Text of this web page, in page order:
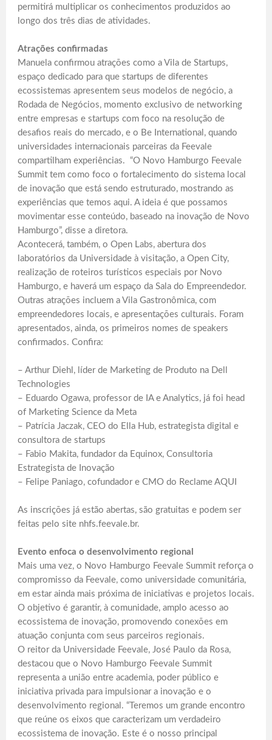
permitirá multiplicar os conhecimentos produzidos ao
longo dos três dias de atividades.
Atrações confirmadas
Manuela confirmou atrações como a Vila de Startups,
espaço dedicado para que startups de diferentes
ecossistemas apresentem seus modelos de negócio, a
Rodada de Negócios, momento exclusivo de networking
entre empresas e startups com foco na resolução de
desafios reais do mercado, e o Be International, quando
universidades internacionais parceiras da Feevale
compartilham experiências. “O Novo Hamburgo Feevale
Summit tem como foco o fortalecimento do sistema local
de inovação que está sendo estruturado, mostrando as
experiências que temos aqui. A ideia é que possamos
movimentar esse conteúdo, baseado na inovação de Novo
Hamburgo”, disse a diretora.
Acontecerá, também, o Open Labs, abertura dos
laboratórios da Universidade à visitação, a Open City,
realização de roteiros turísticos especiais por Novo
Hamburgo, e haverá um espaço da Sala do Empreendedor.
Outras atrações incluem a Vila Gastronômica, com
empreendedores locais, e apresentações culturais. Foram
apresentados, ainda, os primeiros nomes de speakers
confirmados. Confira:
– Arthur Diehl, líder de Marketing de Produto na Dell
Technologies
– Eduardo Ogawa, professor de IA e Analytics, já foi head
of Marketing Science da Meta
– Patrícia Jaczak, CEO do Ella Hub, estrategista digital e
consultora de startups
– Fabio Makita, fundador da Equinox, Consultoria
Estrategista de Inovação
– Felipe Paniago, cofundador e CMO do Reclame AQUI
As inscrições já estão abertas, são gratuitas e podem ser
feitas pelo site nhfs.feevale.br.
Evento enfoca o desenvolvimento regional
Mais uma vez, o Novo Hamburgo Feevale Summit reforça o
compromisso da Feevale, como universidade comunitária,
em estar ainda mais próxima de iniciativas e projetos locais.
O objetivo é garantir, à comunidade, amplo acesso ao
ecossistema de inovação, promovendo conexões em
atuação conjunta com seus parceiros regionais.
O reitor da Universidade Feevale, José Paulo da Rosa,
destacou que o Novo Hamburgo Feevale Summit
representa a união entre academia, poder público e
iniciativa privada para impulsionar a inovação e o
desenvolvimento regional. “Teremos um grande encontro
que reúne os eixos que caracterizam um verdadeiro
ecossistema de inovação. Este é o nosso principal